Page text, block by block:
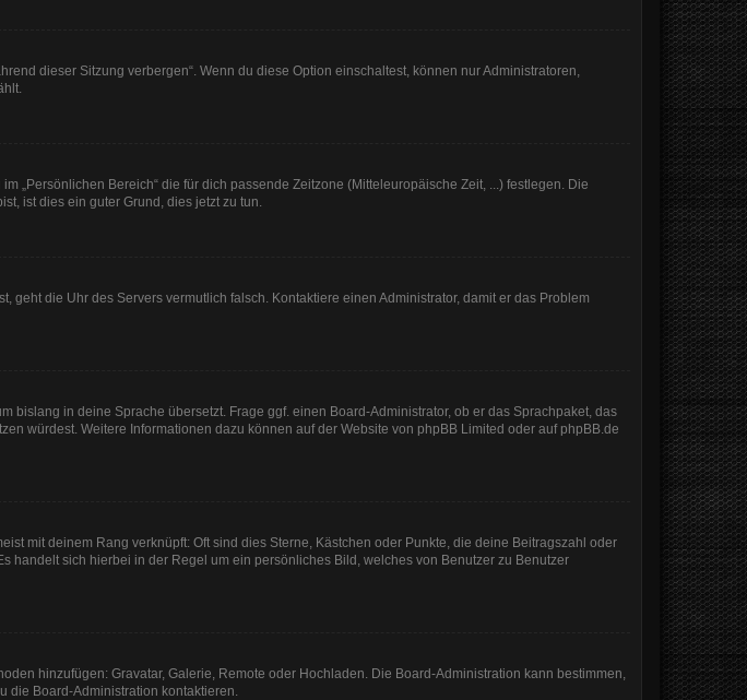
dieser Sitzung verbergen“. Wenn du diese Option einschaltest, können nur Administratoren,
„Persönlichen Bereich“ die für dich passende Zeitzone (Mitteleuropäische Zeit, ...) festlegen. Die
ist dies ein guter Grund, dies jetzt zu tun.
die Uhr des Servers vermutlich falsch. Kontaktiere einen Administrator, damit er das Problem
in deine Sprache übersetzt. Frage ggf. einen Board-Administrator, ob er das Sprachpaket, das
würdest. Weitere Informationen dazu können auf der Website von phpBB Limited oder auf phpBB.de
mit deinem Rang verknüpft: Oft sind dies Sterne, Kästchen oder Punkte, die deine Beitragszahl oder
handelt sich hierbei in der Regel um ein persönliches Bild, welches von Benutzer zu Benutzer
hinzufügen: Gravatar, Galerie, Remote oder Hochladen. Die Board-Administration kann bestimmen,
die Board-Administration kontaktieren.